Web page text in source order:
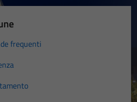
frequenti